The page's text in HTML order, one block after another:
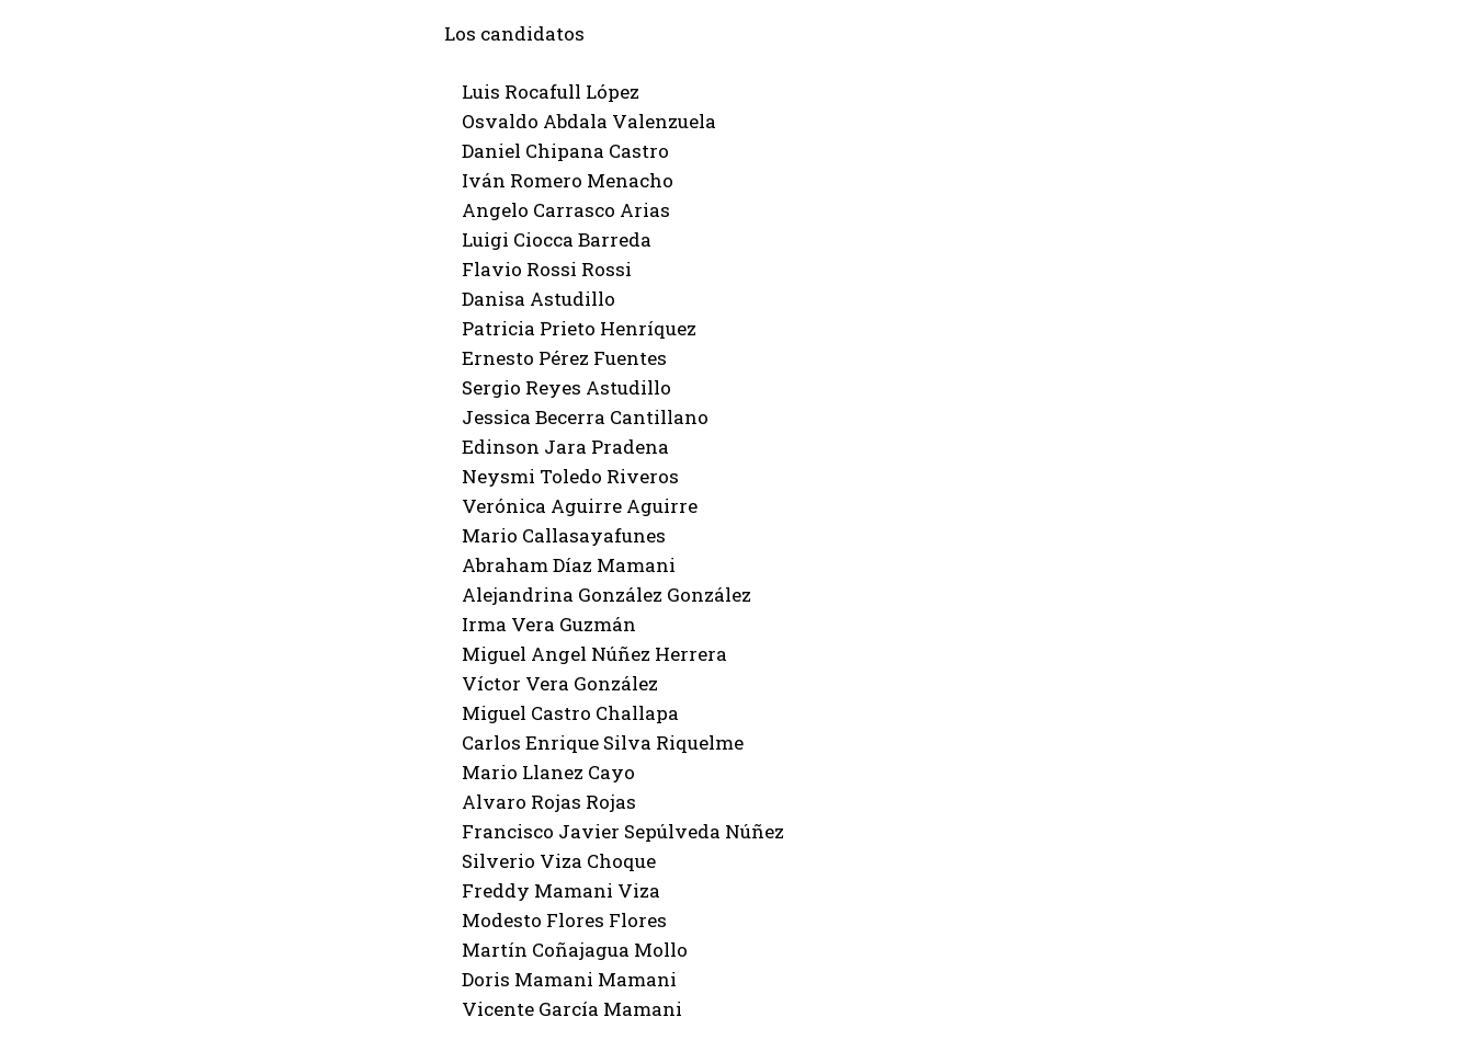
Los candidatos
Luis Rocafull López
Osvaldo Abdala Valenzuela
Daniel Chipana Castro
Iván Romero Menacho
Angelo Carrasco Arias
Luigi Ciocca Barreda
Flavio Rossi Rossi
Danisa Astudillo
Patricia Prieto Henríquez
Ernesto Pérez Fuentes
Sergio Reyes Astudillo
Jessica Becerra Cantillano
Edinson Jara Pradena
Neysmi Toledo Riveros
Verónica Aguirre Aguirre
Mario Callasayafunes
Abraham Díaz Mamani
Alejandrina González González
Irma Vera Guzmán
Miguel Angel Núñez Herrera
Víctor Vera González
Miguel Castro Challapa
Carlos Enrique Silva Riquelme
Mario Llanez Cayo
Alvaro Rojas Rojas
Francisco Javier Sepúlveda Núñez
Silverio Viza Choque
Freddy Mamani Viza
Modesto Flores Flores
Martín Coñajagua Mollo
Doris Mamani Mamani
Vicente García Mamani